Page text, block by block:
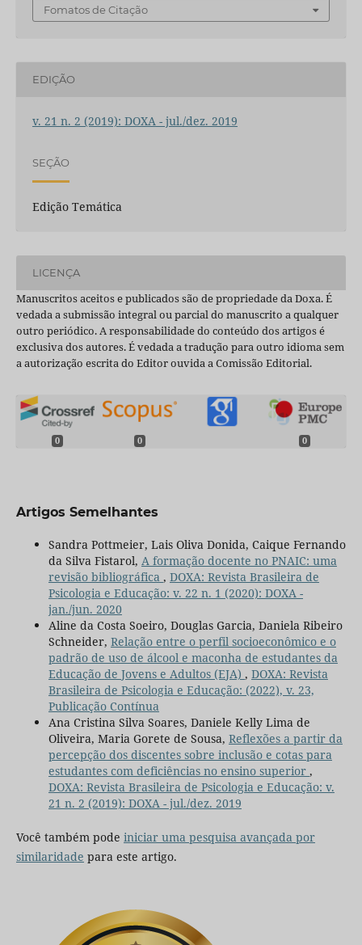
Fomatos de Citação
EDIÇÃO
v. 21 n. 2 (2019): DOXA - jul./dez. 2019
SEÇÃO
Edição Temática
LICENÇA
Manuscritos aceitos e publicados são de propriedade da Doxa. É
vedada a submissão integral ou parcial do manuscrito a qualquer
outro periódico. A responsabilidade do conteúdo dos artigos é
exclusiva dos autores. É vedada a tradução para outro idioma sem
a autorização escrita do Editor ouvida a Comissão Editorial.
0 0 0
Artigos Semelhantes
Sandra Pottmeier, Lais Oliva Donida, Caique Fernando
da Silva Fistarol, A formação docente no PNAIC: uma
revisão bibliográfica , DOXA: Revista Brasileira de
Psicologia e Educação: v. 22 n. 1 (2020): DOXA -
jan./jun. 2020
Aline da Costa Soeiro, Douglas Garcia, Daniela Ribeiro
Schneider, Relação entre o perfil socioeconômico e o
padrão de uso de álcool e maconha de estudantes da
Educação de Jovens e Adultos (EJA) , DOXA: Revista
Brasileira de Psicologia e Educação: (2022), v. 23,
Publicação Contínua
Ana Cristina Silva Soares, Daniele Kelly Lima de
Oliveira, Maria Gorete de Sousa, Reflexões a partir da
percepção dos discentes sobre inclusão e cotas para
estudantes com deficiências no ensino superior ,
DOXA: Revista Brasileira de Psicologia e Educação: v.
21 n. 2 (2019): DOXA - jul./dez. 2019
Você também pode iniciar uma pesquisa avançada por
similaridade para este artigo.